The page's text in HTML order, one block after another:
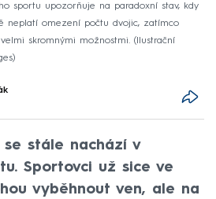
sportu upozorňuje na paradoxní stav, kdy
neplatí omezení počtu dvojic, zatímco
skromnými možnostmi. (Ilustrační
stále nachází v
Sportovci už sice ve
vyběhnout ven, ale na